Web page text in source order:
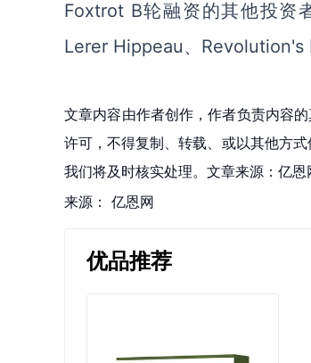
Foxtrot B轮融资的其他投资
Lerer Hippeau、 Revolution's
文章内容由作者创作，作者负责内容
许可，不得复制、转载、或以其他方
我们将及时核实处理。文章来源：亿
来源： 亿恩网
优品推荐